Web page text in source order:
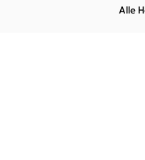
Alle